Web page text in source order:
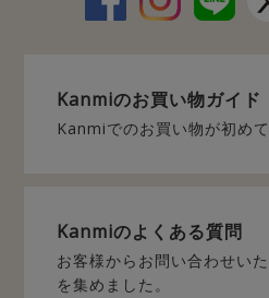
Kanmiのお買い物ガイド
Kanmiでのお買い物が初め
Kanmiのよくある質問
お客様からお問い合わせいた
を集めました。